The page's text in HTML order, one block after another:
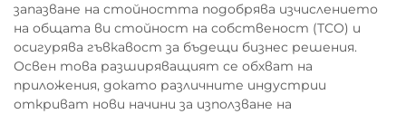
запазване на стойността подобрява изчислението
на общата ви стойност на собственост (TCO) и
осигурява гъвкавост за бъдещи бизнес решения.
Освен това разширяващият се обхват на
приложения, докато различните индустрии
откриват нови начини за използване на